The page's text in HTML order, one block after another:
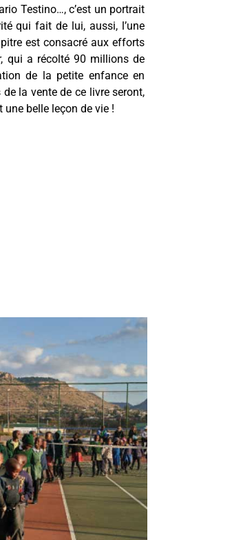
Testino…, c’est un portrait
qui fait de lui, aussi, l’une
est consacré aux efforts
qui a récolté 90 millions de
de la petite enfance en
la vente de ce livre seront,
une belle leçon de vie !